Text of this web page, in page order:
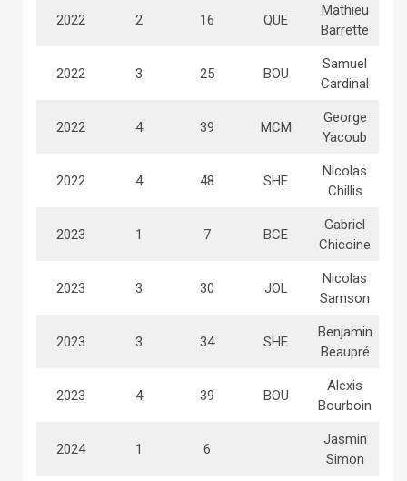
2022 2 16 QUE
Mathieu
Barrette
2022 3 25 BOU
Samuel
Cardinal
2022 4 39 MCM
George
Yacoub
2022 4 48 SHE
Nicolas
Chillis
2023 1 7 BCE
Gabriel
Chicoine
2023 3 30 JOL
Nicolas
Samson
2023 3 34 SHE
Benjamin
Beaupré
2023 4 39 BOU
Alexis
Bourboin
2024 1 6
Jasmin
Simon